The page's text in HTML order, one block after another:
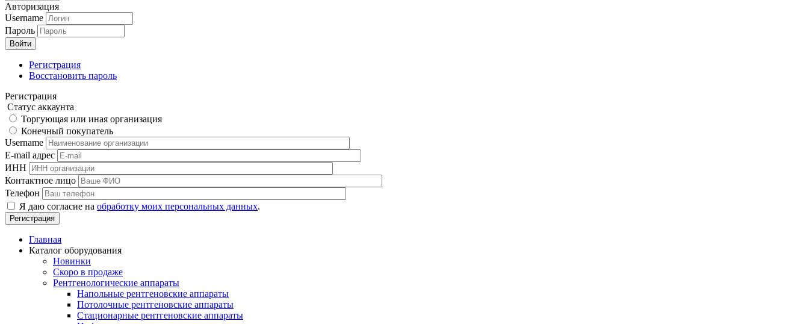
Авторизация
Username
Пароль
Регистрация
Восстановить пароль
Регистрация
Статус аккаунта
Торгующая или иная организация
Конечный покупатель
Username
E-mail адрес
ИНН
Контактное лицо
Телефон
Я даю согласие на обработку моих персональных данных.
Главная
Каталог оборудования
Новинки
Скоро в продаже
Рентгенологические аппараты
Напольные рентгеновские аппараты
Потолочные рентгеновские аппараты
Стационарные рентгеновские аппараты